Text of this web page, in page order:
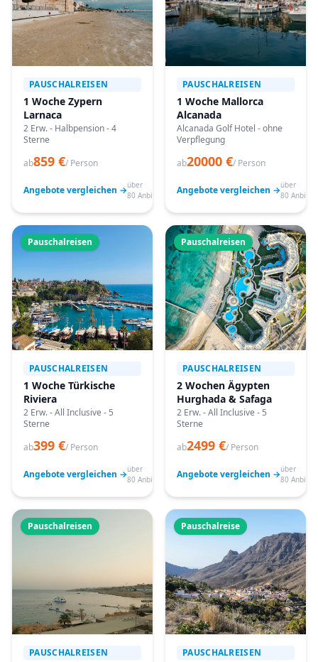
PAUSCHALREISEN
1 Woche Zypern
Larnaca
2 Erw. - Halbpension - 4
Sterne
ab859 €/ Person
Angebote vergleichen →über
80 Anbieter
PAUSCHALREISEN
1 Woche Mallorca
Alcanada
Alcanada Golf Hotel - ohne
Verpflegung
ab20000 €/ Person
Angebote vergleichen →über
80
Pauschalreisen
PAUSCHALREISEN
1 Woche Türkische
Riviera
2 Erw. - All Inclusive - 5
Sterne
ab399 €/ Person
Angebote vergleichen →über
80 Anbieter
Pauschalreisen
PAUSCHALREISEN
2 Wochen Ägypten
Hurghada & Safaga
2 Erw. - All Inclusive - 5
Sterne
ab2499 €/ Person
Angebote vergleichen →über
80
Pauschalreisen
PAUSCHALREISEN
Pauschalreise
PAUSCHALREISEN